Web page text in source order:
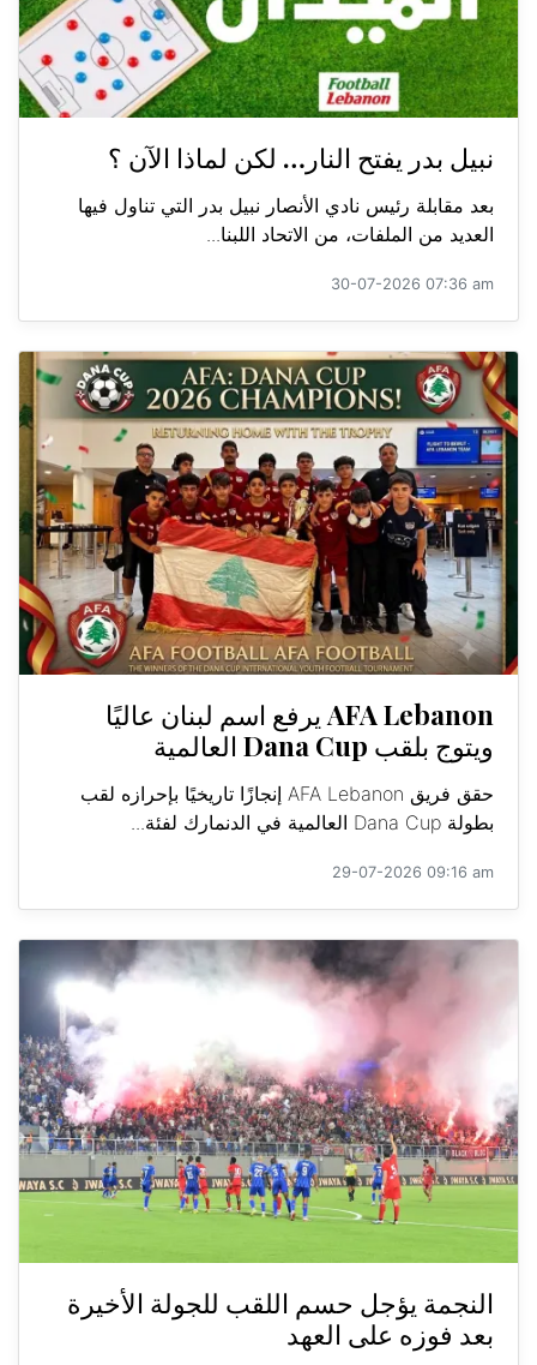
نبيل بدر يفتح النار… لكن لماذا الآن ؟
بعد مقابلة رئيس نادي الأنصار نبيل بدر التي تناول فيها
العديد من الملفات، من الاتحاد اللبنا...
30-07-2026 07:36 am
AFA Lebanon يرفع اسم لبنان عاليًا
ويتوج بلقب Dana Cup العالمية
حقق فريق AFA Lebanon إنجازًا تاريخيًا بإحرازه لقب
بطولة Dana Cup العالمية في الدنمارك لفئة...
29-07-2026 09:16 am
النجمة يؤجل حسم اللقب للجولة الأخيرة
بعد فوزه على العهد